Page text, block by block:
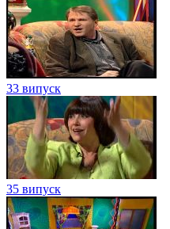
33 випуск
35 випуск